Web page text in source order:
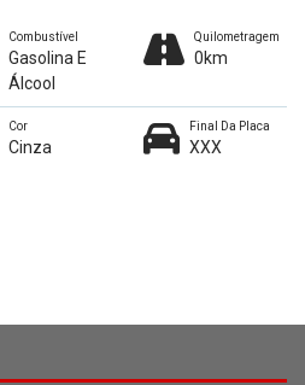
Combustível
Gasolina E
Álcool
Quilometragem
0km
Cor
Cinza
Final Da Placa
XXX